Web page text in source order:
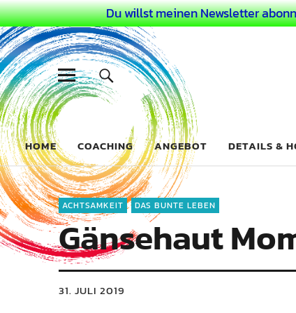
Du willst meinen Newsletter
Dein
COACHING FÜR DEIN BUNTES LEBEN ALS
HOME COACHING ANGEBOT DETAILS &
ACHTSAMKEIT DAS BUNTE LEBEN
Gänsehaut
31. JULI 2019